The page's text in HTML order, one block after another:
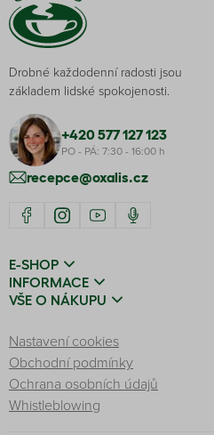
Drobné každodenní radosti jsou
základem lidské spokojenosti.
+420 577 127 123
PO - PÁ: 7:30 - 16:00 h
recepce@oxalis.cz
E-SHOP
INFORMACE
VŠE O NÁKUPU
Nastavení cookies
Obchodní podmínky
Ochrana osobních údajů
Whistleblowing